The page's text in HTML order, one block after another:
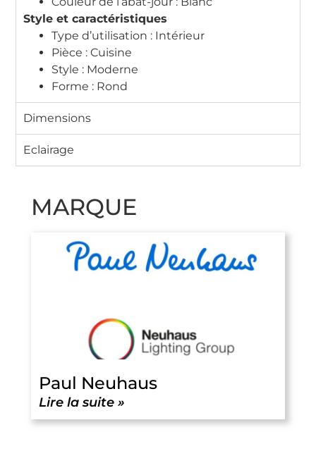
Style et caractéristiques
Type d’utilisation : Intérieur
Pièce : Cuisine
Style : Moderne
Forme : Rond
Dimensions
Eclairage
MARQUE
Paul Neuhaus
Lire la suite »